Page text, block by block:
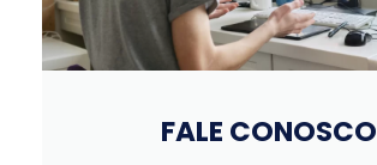
FALE CONOSCO